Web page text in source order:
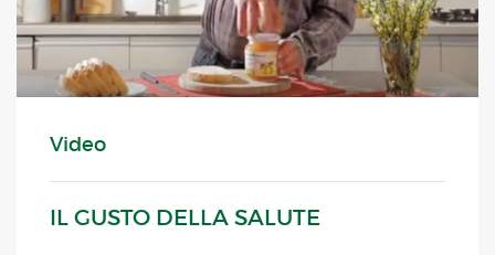
Video
IL GUSTO DELLA SALUTE